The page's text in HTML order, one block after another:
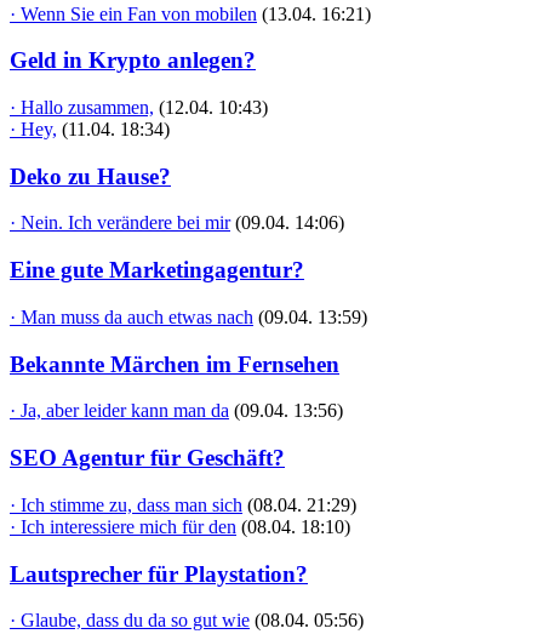
· Wenn Sie ein Fan von mobilen (13.04. 16:21)
Geld in Krypto anlegen?
· Hallo zusammen, (12.04. 10:43)
· Hey, (11.04. 18:34)
Deko zu Hause?
· Nein. Ich verändere bei mir (09.04. 14:06)
Eine gute Marketingagentur?
· Man muss da auch etwas nach (09.04. 13:59)
Bekannte Märchen im Fernsehen
· Ja, aber leider kann man da (09.04. 13:56)
SEO Agentur für Geschäft?
· Ich stimme zu, dass man sich (08.04. 21:29)
· Ich interessiere mich für den (08.04. 18:10)
Lautsprecher für Playstation?
· Glaube, dass du da so gut wie (08.04. 05:56)